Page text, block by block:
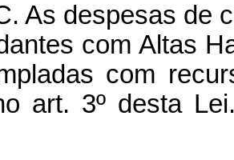
As despesas de
com Altas
com
art. 3º desta